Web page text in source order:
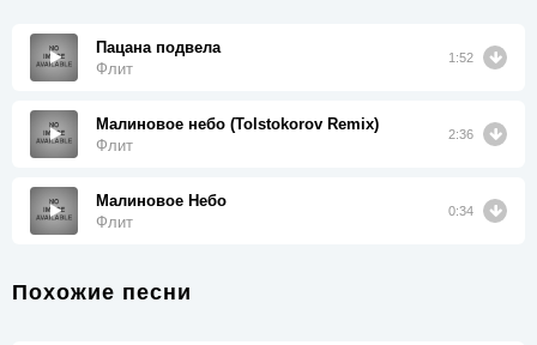
Пацана подвела
Флит
1:52
Малиновое небо (Tolstokorov Remix)
Флит
2:36
Малиновое Небо
Флит
0:34
Похожие песни